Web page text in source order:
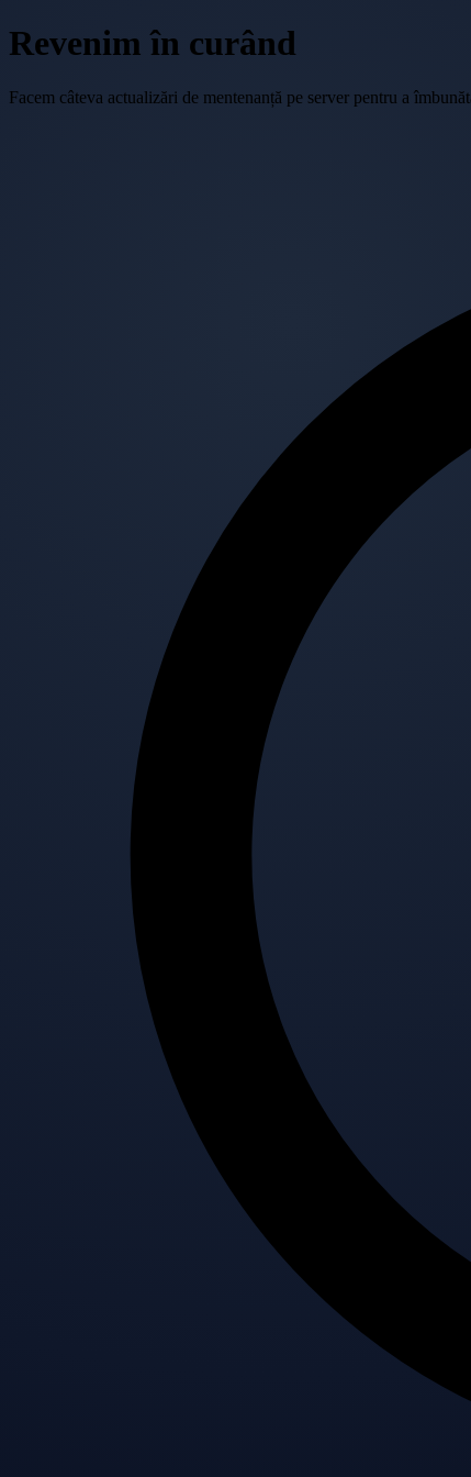
Revenim în curând
Facem câteva actualizări de mentenanță pe server pentru a